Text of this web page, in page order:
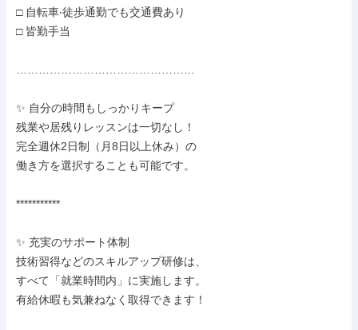
□ ⾃転⾞‧徒歩通勤でも交通費あり
□ 皆勤⼿当
✨ 自分の時間もしっかりキープ
残業や居残りレッスンは一切なし！
完全週休2日制（月8日以上休み）の
働き方を選択することも可能です。
***********
✨ 充実のサポート体制
技術習得などのスキルアップ研修は、
すべて「就業時間内」に実施します。
有給休暇も気兼ねなく取得できます！